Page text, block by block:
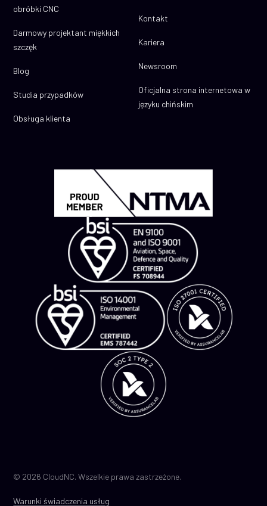
obróbki CNC
Darmowy projektant miękkich
szczęk
Blog
Studia przypadków
Obsługa klienta
Kontakt
Kariera
Newsroom
Oficjalna strona internetowa w
języku chińskim
Warunki świadczenia usług
© 2026 CloudNC. Wszelkie prawa zastrzeżone.